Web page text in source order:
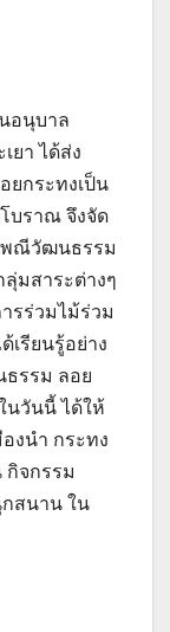
อนุบาล
ยา ได้ส่ง
ยกระทงเป็น
บราณ จึงจัด
พณีวัฒนธรรม
มสาระต่างๆ
รร่วมไม้ร่วม
เรียนรู้อย่าง
ธรรม ลอย
นวันนี้ ได้ให้
งนำ กระทง
กิจกรรม
กสนาน ใน